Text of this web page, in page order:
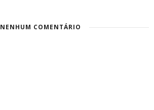
NENHUM COMENTÁRIO